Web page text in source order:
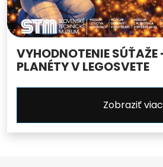
VYHODNOTENIE SÚŤAŽE
PLANÉTY V LEGOSVETE
Zobraziť viac